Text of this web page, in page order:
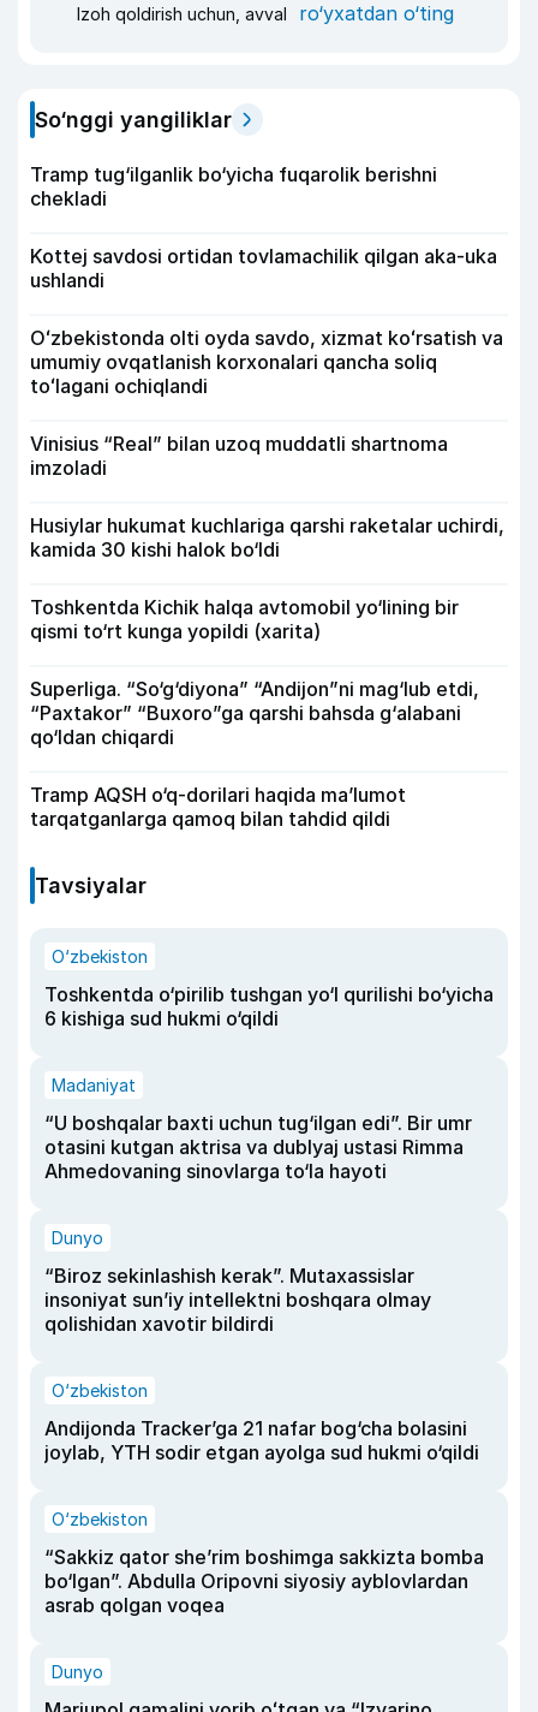
Izoh qoldirish uchun, avval ro‘yxatdan o‘ting
So‘nggi yangiliklar
Tramp tug‘ilganlik bo‘yicha fuqarolik berishni
chekladi
Kottej savdosi ortidan tovlamachilik qilgan aka-uka
ushlandi
Oʻzbekistonda olti oyda savdo, xizmat koʻrsatish va
umumiy ovqatlanish korxonalari qancha soliq
toʻlagani ochiqlandi
Vinisius “Real” bilan uzoq muddatli shartnoma
imzoladi
Husiylar hukumat kuchlariga qarshi raketalar uchirdi,
kamida 30 kishi halok bo‘ldi
Toshkentda Kichik halqa avtomobil yo‘lining bir
qismi to‘rt kunga yopildi (xarita)
Superliga. “So‘g‘diyona” “Andijon”ni mag‘lub etdi,
“Paxtakor” “Buxoro”ga qarshi bahsda g‘alabani
qo‘ldan chiqardi
Tramp AQSH o‘q-dorilari haqida ma’lumot
tarqatganlarga qamoq bilan tahdid qildi
Tavsiyalar
O‘zbekiston
Toshkentda o‘pirilib tushgan yo‘l qurilishi bo‘yicha
6 kishiga sud hukmi o‘qildi
Madaniyat
“U boshqalar baxti uchun tug‘ilgan edi”. Bir umr
otasini kutgan aktrisa va dublyaj ustasi Rimma
Ahmedovaning sinovlarga to‘la hayoti
Dunyo
“Biroz sekinlashish kerak”. Mutaxassislar
insoniyat sun’iy intellektni boshqara olmay
qolishidan xavotir bildirdi
O‘zbekiston
Andijonda Tracker’ga 21 nafar bog‘cha bolasini
joylab, YTH sodir etgan ayolga sud hukmi o‘qildi
O‘zbekiston
“Sakkiz qator she’rim boshimga sakkizta bomba
bo‘lgan”. Abdulla Oripovni siyosiy ayblovlardan
asrab qolgan voqea
Dunyo